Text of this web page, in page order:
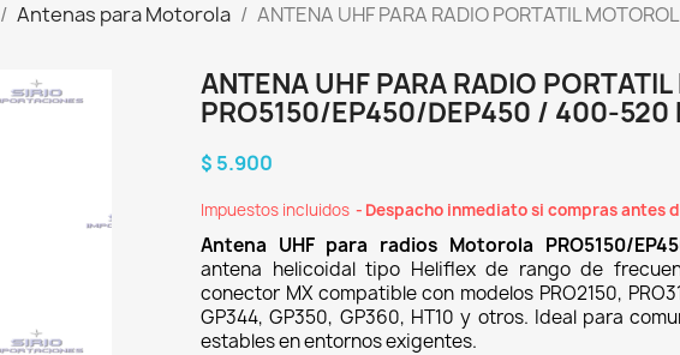
Antenas para Motorola
ANTENA UHF PARA RADIO PORTATIL
ANTENA UHF PARA RADIO
PRO5150/EP450/DEP450 / 400-520
$ 5.900
Impuestos incluidos Despacho inmediato si compras antes
Antena UHF para radios Motorola PRO5150/
antena helicoidal tipo Heliflex de rango de
conector MX compatible con modelos PRO2150,
GP344, GP350, GP360, HT10 y otros. Ideal para
estables en entornos exigentes.